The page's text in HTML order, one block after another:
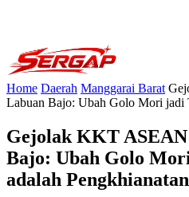
Home Daerah Manggarai Barat
Labuan Bajo: Ubah Golo Mori jadi
Gejolak KKT
Bajo: Ubah Golo
adalah Pengkhianatan